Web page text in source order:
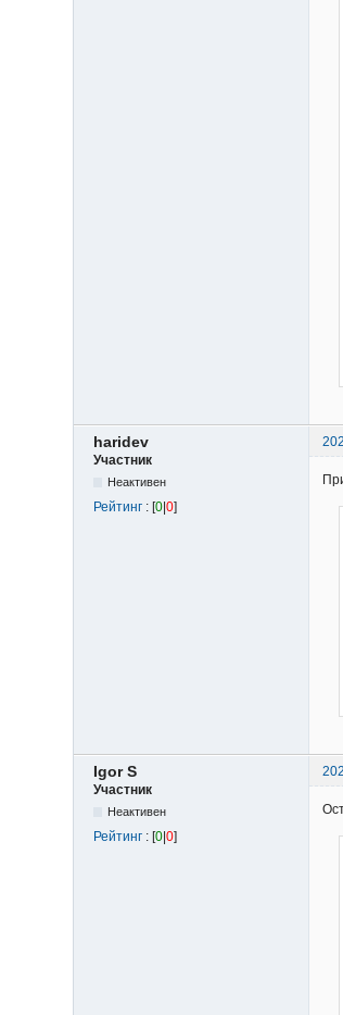
haridev
Участник
Неактивен
Рейтинг : [0|0]
Igor S
Участник
Неактивен
Рейтинг : [0|0]